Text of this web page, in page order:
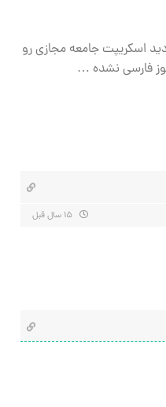
دادید اسکریپت جامعه مجازی رو
فارسی نشده …